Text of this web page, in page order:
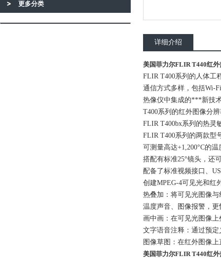
更多分类
详细介绍
美国菲力尔FLIR T440红外
FLIR T400系列的人体工
通信方式多样，包括Wi-
热像仪中集成的***新技
T400系列的红外图像分
FLIR T400bx系列的热灵
FLIR T400系列的两款型
可测量高达+1,200°C的温
搭配有标准25°镜头，还
配备了标准视频接口、
创建MPEG-4可见光和红
热叠加：将可见光图像
温度声音、图像报警，
画中画：在可见光图像
文字语音注释：通过预
图像草图：在红外图像
美国菲力尔FLIR T440红外